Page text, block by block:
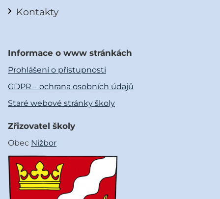
Kontakty
Informace o www stránkách
Prohlášení o přístupnosti
GDPR – ochrana osobních údajů
Staré webové stránky školy
Zřizovatel školy
Obec Nižbor